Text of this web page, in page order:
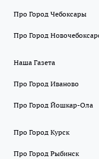
Про Город Чебоксары
Про Город
Наша Газета
Про Город Иваново
Про Город Йошкар-Ола
Про Город Курск
Про Город Рыбинск